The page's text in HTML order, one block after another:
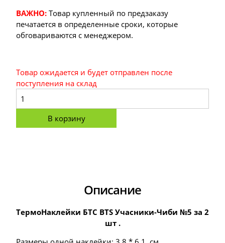
ВАЖНО: Товар купленный по предзаказу
печатается в определенные сроки, которые
обговариваются с менеджером.
Товар ожидается и будет отправлен после
поступления на склад
В корзину
Описание
ТермоНаклейки БТС BTS Учасники-Чиби №5 за 2
шт .